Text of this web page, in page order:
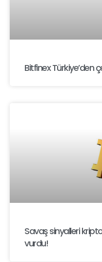
Bitfinex Türkiye’den
Savaş sinyalleri
vurdu!